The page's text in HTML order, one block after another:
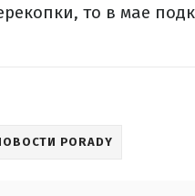
то в мае
PORADY